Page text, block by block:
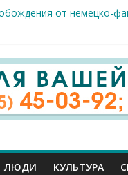
от немецко-
в результате
ЛЮДИ КУЛЬТУРА